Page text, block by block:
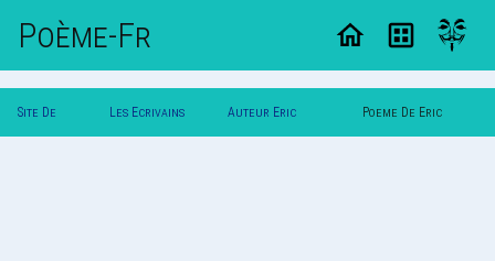
Poème-Fr
Site De Les Ecrivains Auteur Eric Poeme De Eric